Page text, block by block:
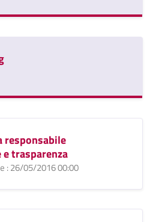
responsabile
trasparenza
: 26/05/2016 00:00